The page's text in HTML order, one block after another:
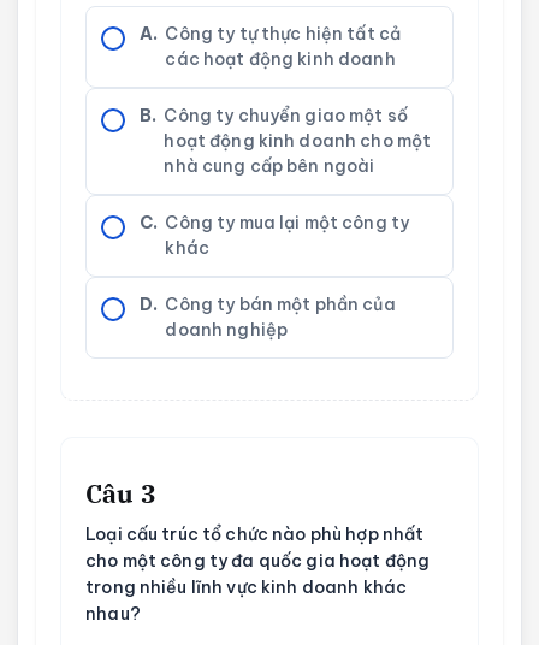
A. Công ty tự thực hiện tất cả
các hoạt động kinh doanh
B. Công ty chuyển giao một số
hoạt động kinh doanh cho một
nhà cung cấp bên ngoài
C. Công ty mua lại một công ty
khác
D. Công ty bán một phần của
doanh nghiệp
Câu 3
Loại cấu trúc tổ chức nào phù hợp nhất
cho một công ty đa quốc gia hoạt động
trong nhiều lĩnh vực kinh doanh khác
nhau?